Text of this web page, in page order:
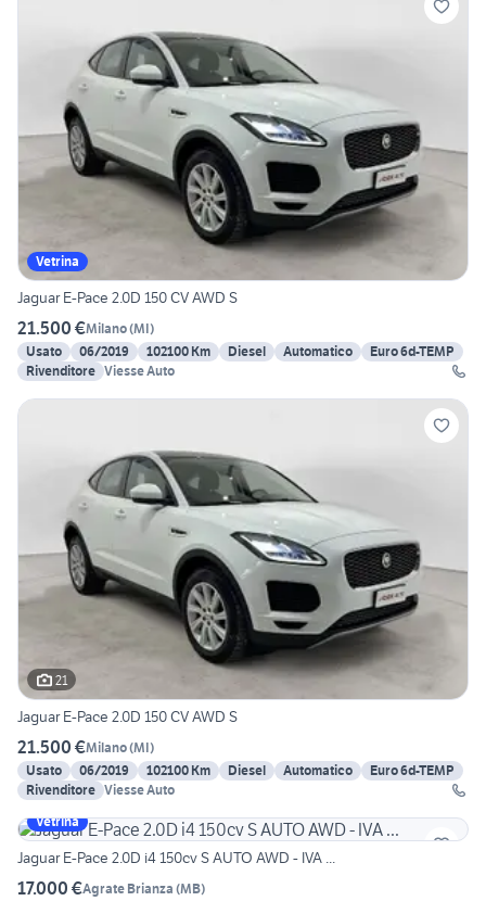
Vetrina
Jaguar E-Pace 2.0D 150 CV AWD S
21.500 €Milano(MI)
Usato
06/2019 102100 Km Diesel Automatico
Euro 6d-TEMP
Rivenditore Viesse Auto
21
Jaguar E-Pace 2.0D 150 CV AWD S
21.500 €Milano(MI)
Usato
06/2019 102100 Km Diesel Automatico
Euro 6d-TEMP
Rivenditore Viesse Auto
Vetrina
Jaguar E-Pace 2.0D i4 150cv S AUTO AWD - IVA ...
17.000 €Agrate Brianza (MB)